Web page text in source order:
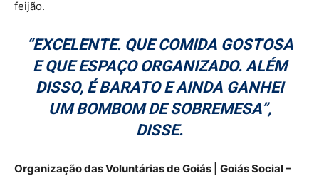
feijão.
“EXCELENTE. QUE COMIDA GOSTOSA
E QUE ESPAÇO ORGANIZADO. ALÉM
DISSO, É BARATO E AINDA GANHEI
UM BOMBOM DE SOBREMESA”,
DISSE.
Organização das Voluntárias de Goiás | Goiás Social –